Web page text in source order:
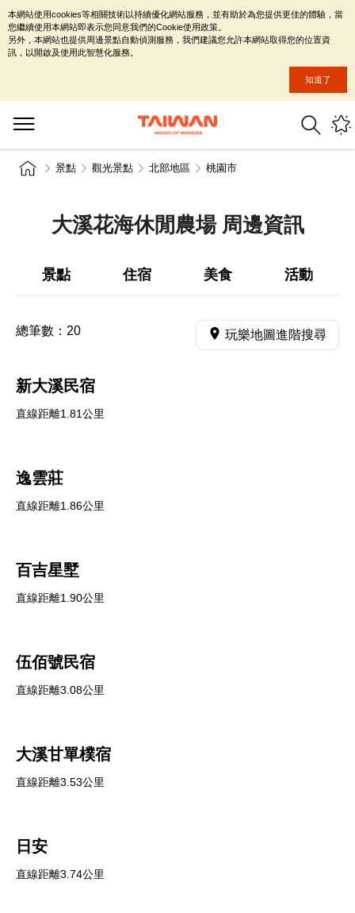
景點 觀光景點 北部地區 桃園市
大溪花海休閒農場 周邊資訊
景點 住宿 美食 活動
總筆數： 20 玩樂地圖進階搜尋
新大溪民宿
直線距離1.81公里
逸雲莊
直線距離1.86公里
百吉星墅
直線距離1.90公里
伍佰號民宿
直線距離3.08公里
大溪甘單樸宿
直線距離3.53公里
日安
直線距離3.74公里
本網站使用cookies等相關技術以持續優化網站服務，並有助於為您提供更佳的體驗，當
您繼續使用本網站即表示您同意我們的Cookie使用政策。
另外，本網站也提供周邊景點自動偵測服務，我們建議您允許本網站取得您的位置資
訊，以開啟及使用此智慧化服務。
知道了